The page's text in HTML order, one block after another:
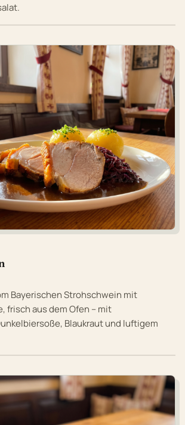
Bayerischen Strohschwein mit
frisch aus dem Ofen – mit
Blaukraut und luftigem